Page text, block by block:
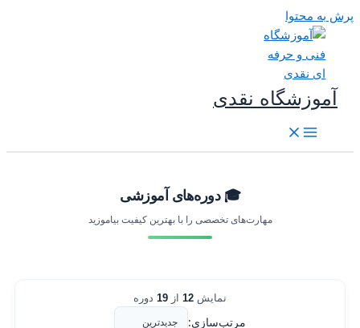
به محتوا
آموزشگاه نقدی
🎓 دوره‌های آموزشی
مهارت‌های تخصصی را با بهترین کیفیت بیاموزید
نمایش12 از 19 دوره
مرتب‌سازی: